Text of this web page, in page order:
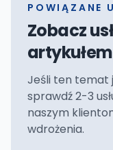
POWIĄZANE
Zobacz
artykułem
Jeśli ten temat
sprawdź 2-3
naszym
wdrożenia.